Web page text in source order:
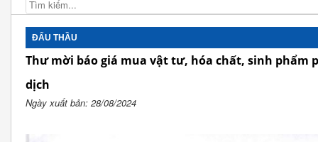
ĐẤU THẦU
Thư mời báo giá mua vật tư, hóa chất, sinh phẩm
dịch
Ngày xuất bản: 28/08/2024